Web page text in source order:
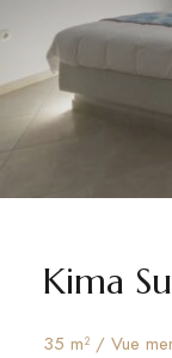
Kima
35 m² / Vue